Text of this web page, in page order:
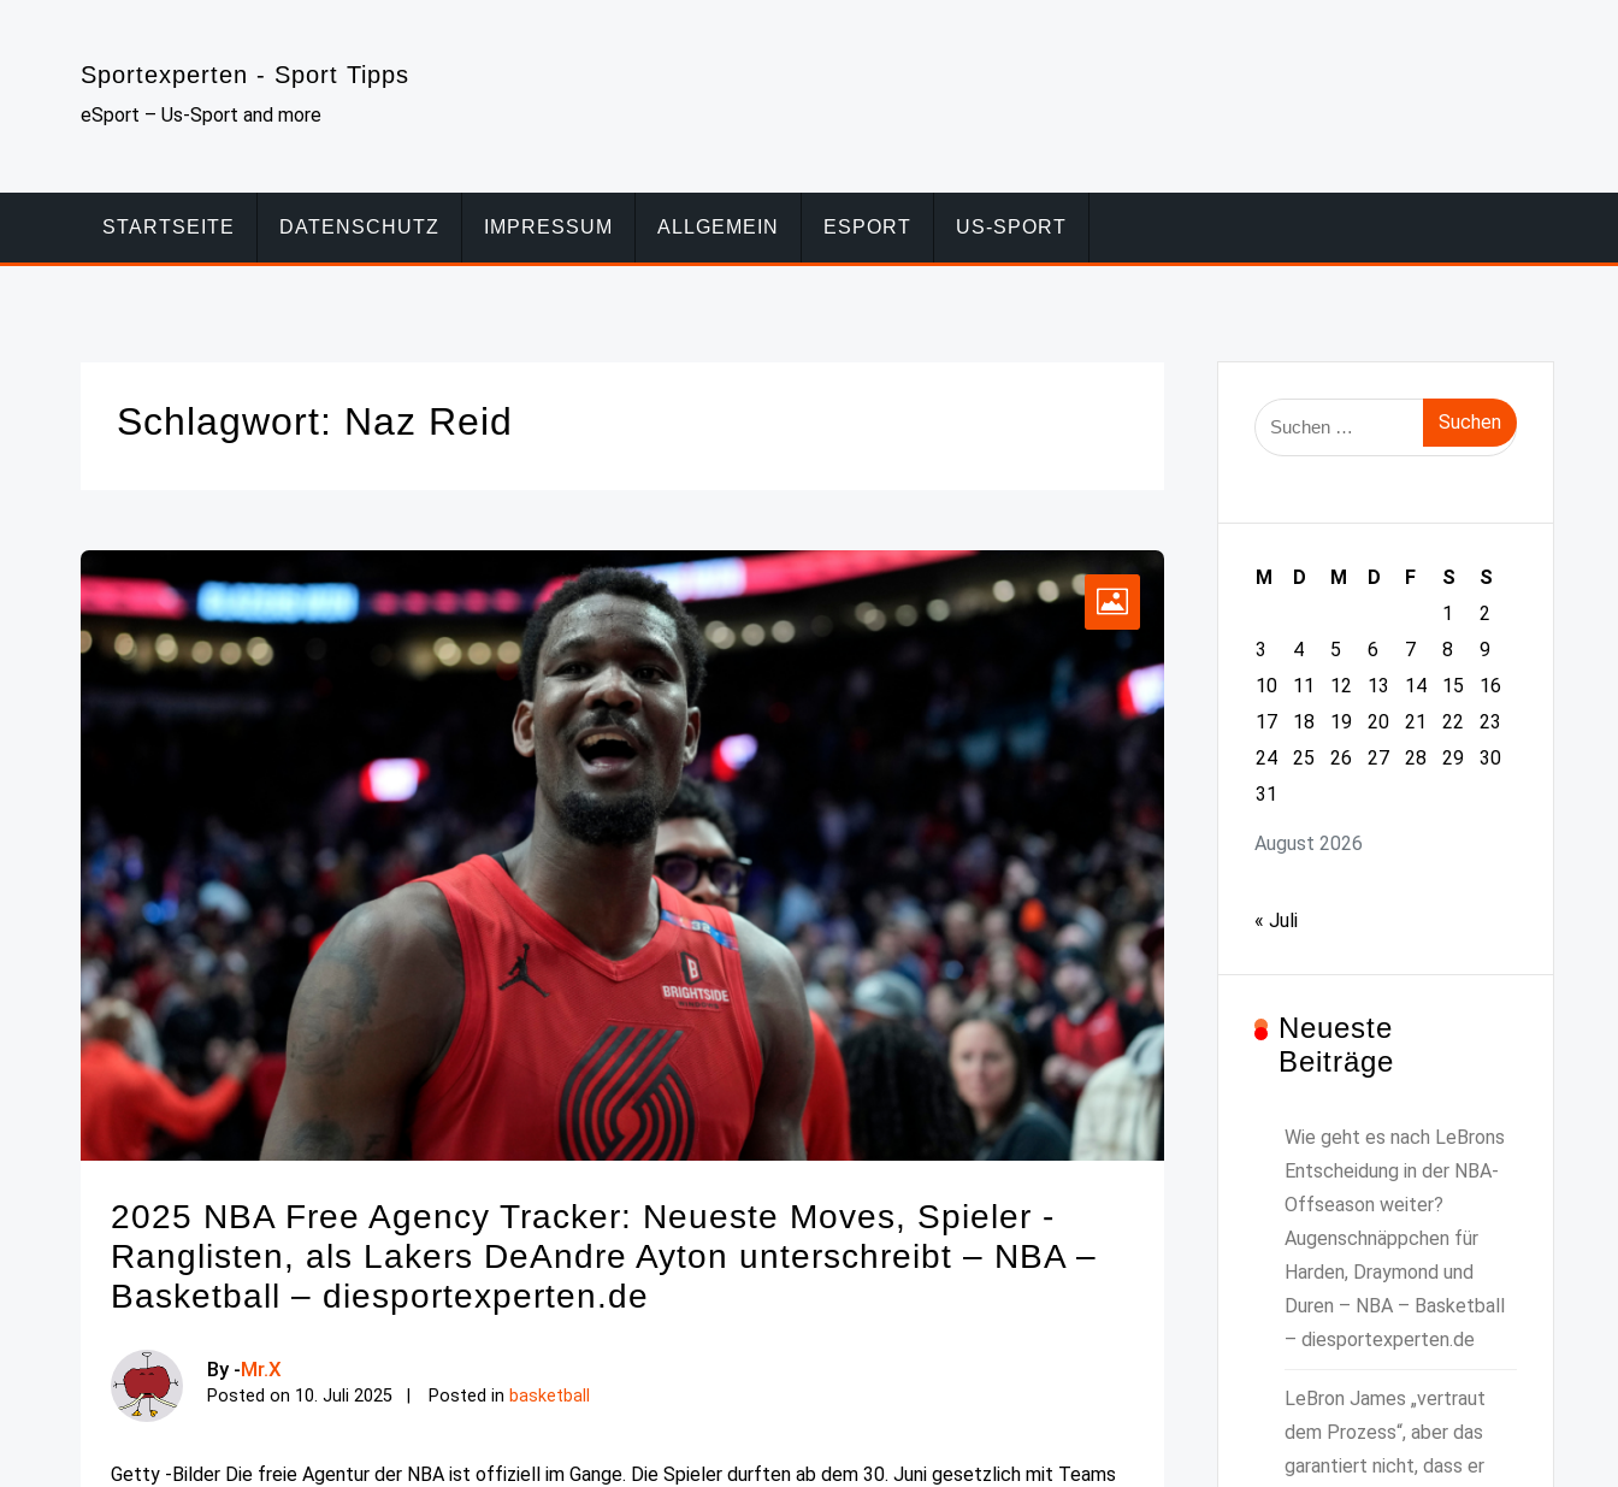
Sportexperten - Sport Tipps
eSport – Us-Sport and more
STARTSEITE DATENSCHUTZ IMPRESSUM ALLGEMEIN ESPORT US-SPORT
Schlagwort: Naz Reid
2025 NBA Free Agency Tracker: Neueste Moves, Spieler -
Ranglisten, als Lakers DeAndre Ayton unterschreibt – NBA –
Basketball – diesportexperten.de
By -Mr.X
Posted on 10. Juli 2025 Posted in basketball
Getty -Bilder Die freie Agentur der NBA ist offiziell im Gange. Die Spieler durften ab dem 30. Juni gesetzlich mit Teams
Suche
nach:
August 2026
M D M D F S
S
1
2
3
4 5 6 7 8
9
10
11 12 13 14 15
16
17
18 19 20 21 22
23
24
25 26 27 28 29
30
31
« Juli
Neueste
Beiträge
Wie geht es nach LeBrons
Entscheidung in der NBA-
Offseason weiter?
Augenschnäppchen für
Harden, Draymond und
Duren – NBA – Basketball
– diesportexperten.de
LeBron James „vertraut
dem Prozess“, aber das
garantiert nicht, dass er